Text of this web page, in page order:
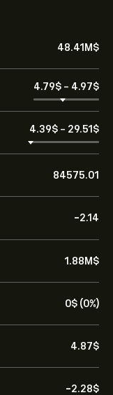
48.41M‎$‎
4.79‎$‎ - 4.97‎$‎
4.39‎$‎ - 29.51‎$‎
84575.01
-2.14
1.88M‎$‎
0‎$‎ (0%)
4.87‎$‎
-2.28‎$‎